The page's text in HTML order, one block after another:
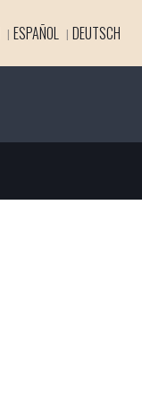
ESPAÑOL DEUTSCH